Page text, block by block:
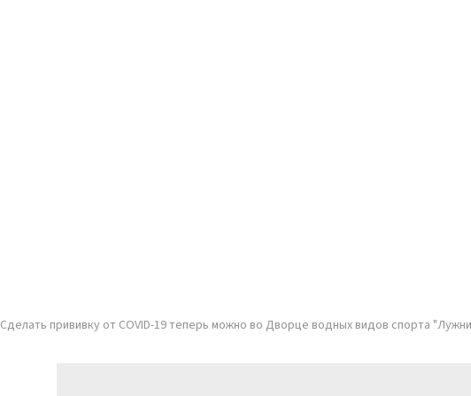
Сделать прививку от COVID-19 теперь можно во Дворце водных видов спорта